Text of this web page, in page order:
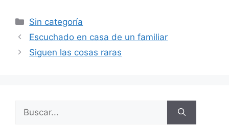
Categorías
Sin categoría
Escuchado en casa de un familiar
Siguen las cosas raras